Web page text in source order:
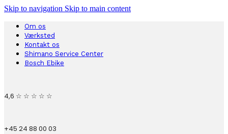
Skip to navigation Skip to main content
Om os
Værksted
Kontakt os
Shimano Service Center
Bosch Ebike
4,6 ☆ ☆ ☆ ☆ ☆
+45 24 88 00 03